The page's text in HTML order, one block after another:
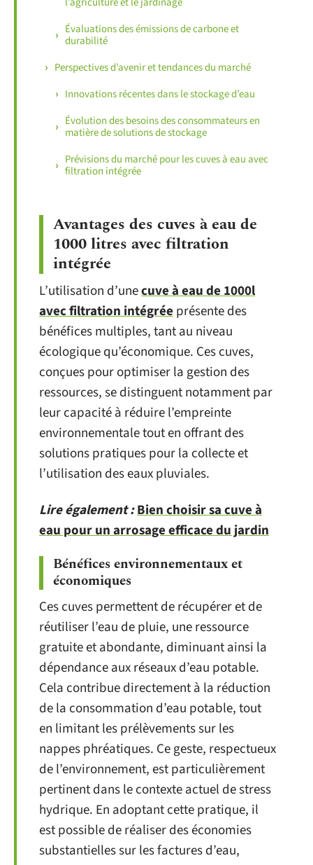
Évaluations des émissions de carbone et
durabilité
Perspectives d’avenir et tendances du marché
Innovations récentes dans le stockage d’eau
Évolution des besoins des consommateurs en
matière de solutions de stockage
Prévisions du marché pour les cuves à eau avec
filtration intégrée
Avantages des cuves à eau de
1000 litres avec filtration
intégrée
L’utilisation d’unecuve à eau de 1000l
avec filtration intégréeprésente des
bénéfices multiples, tant au niveau
écologique qu’économique. Ces cuves,
conçues pour optimiser la gestion des
ressources, se distinguent notamment par
leur capacité à réduire l’empreinte
environnementale tout en offrant des
solutions pratiques pour la collecte et
l’utilisation des eaux pluviales.
Lire également :Bien choisir sa cuve à
eau pour un arrosage efficace du jardin
Bénéfices environnementaux et
économiques
Ces cuves permettent de récupérer et de
réutiliser l’eau de pluie, une ressource
gratuite et abondante, diminuant ainsi la
dépendance aux réseaux d’eau potable.
Cela contribue directement à la réduction
de la consommation d’eau potable, tout
en limitant les prélèvements sur les
nappes phréatiques. Ce geste, respectueux
de l’environnement, est particulièrement
pertinent dans le contexte actuel de stress
hydrique. En adoptant cette pratique, il
est possible de réaliser des économies
substantielles sur les factures d’eau,